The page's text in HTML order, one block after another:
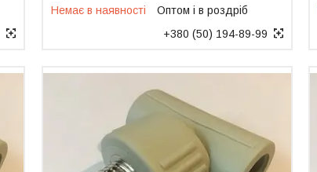
Немає в наявності
Оптом і в роздріб
+380 (50) 194-89-99